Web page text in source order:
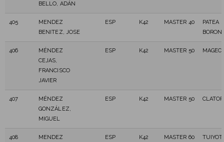
BELLO, ADÁN
405
MENDEZ
BENITEZ, JOSE
ESP K42 MASTER 40
PATEA
406
MÉNDEZ
CEJAS,
FRANCISCO
JAVIER
ESP K42 MASTER 50 MAGEC
407
MÉNDEZ
GONZÁLEZ,
MIGUEL
ESP K42 MASTER 50
408
MENDEZ
ESP K42 MASTER 60